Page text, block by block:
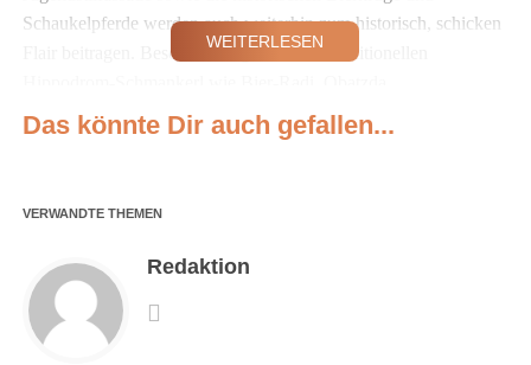
Schaukelpferde werden auch weiterhin zum historisch, schicken
Flair beitragen. Besonders begeistern die traditionellen
Spanferkelhaxerl und Kaiserschmarren, die jeden
Feinschmecker in den Delikatessen-Himmel schicken werden.
Postpalast auch mit sich.
Die neue Location macht das Hippodrom noch exklusiver und
ermöglicht seinen Gästen abseits von der überfüllten
WEITERLESEN
Das könnte Dir auch gefallen...
VERWANDTE THEMEN
Redaktion